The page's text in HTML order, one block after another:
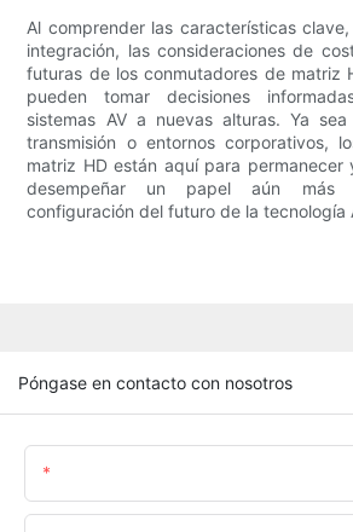
Al comprender las características
integración, las consideraciones de
futuras de los conmutadores de matriz
pueden tomar decisiones
sistemas AV a nuevas alturas. Ya
transmisión o entornos corporativos,
matriz HD están aquí para permanecer
desempeñar un papel aún más
configuración del futuro de la tecnología
Póngase en contacto con nosotros